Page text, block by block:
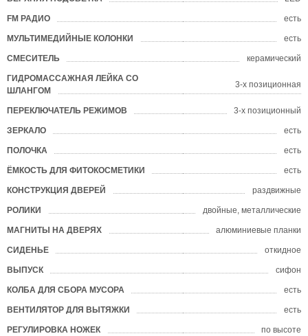
FM РАДИО есть
МУЛЬТИМЕДИЙНЫЕ КОЛОНКИ есть
СМЕСИТЕЛЬ керамический
ГИДРОМАССАЖНАЯ ЛЕЙКА СО
ШЛАНГОМ
3-х позиционная
ПЕРЕКЛЮЧАТЕЛЬ РЕЖИМОВ 3-х позиционный
ЗЕРКАЛО есть
ПОЛОЧКА есть
ЁМКОСТЬ ДЛЯ ФИТОКОСМЕТИКИ есть
КОНСТРУКЦИЯ ДВЕРЕЙ раздвижные
РОЛИКИ двойные, металлические
МАГНИТЫ НА ДВЕРЯХ алюминиевые планки
СИДЕНЬЕ откидное
ВЫПУСК сифон
КОЛБА ДЛЯ СБОРА МУСОРА есть
ВЕНТИЛЯТОР ДЛЯ ВЫТЯЖКИ есть
РЕГУЛИРОВКА НОЖЕК по высоте